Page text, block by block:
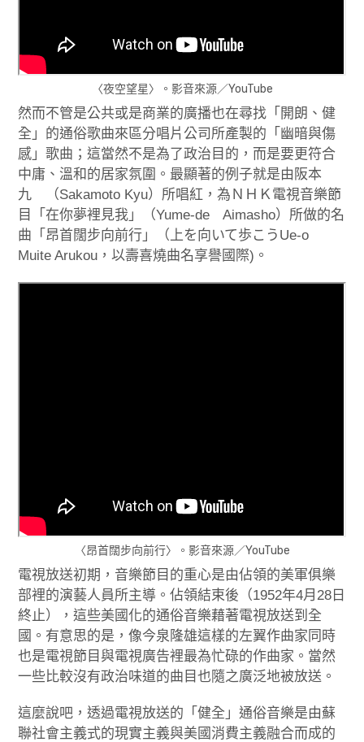
〈夜空望星〉。影音來源／YouTube
然而不管是公共或是商業的廣播也在尋找「開朗、健
全」的通俗歌曲來區分唱片公司所產製的「幽暗與傷
感」歌曲；這當然不是為了政治目的，而是要更符合
中庸、溫和的居家氛圍。最顯著的例子就是由阪本
九 （Sakamoto Kyu）所唱紅，為ＮＨＫ電視音樂節
目「在你夢裡見我」（Yume-de Aimasho）所做的名
曲「昂首闊步向前行」（上を向いて歩こうUe-o
Muite Arukou，以壽喜燒曲名享譽國際)。
〈昂首闊步向前行〉。影音來源／YouTube
電視放送初期，音樂節目的重心是由佔領的美軍俱樂
部裡的演藝人員所主導。佔領結束後（1952年4月28日
終止），這些美國化的通俗音樂藉著電視放送到全
國。有意思的是，像今泉隆雄這樣的左翼作曲家同時
也是電視節目與電視廣告裡最為忙碌的作曲家。當然
一些比較沒有政治味道的曲目也隨之廣泛地被放送。
這麼說吧，透過電視放送的「健全」通俗音樂是由蘇
聯社會主義式的現實主義與美國消費主義融合而成的